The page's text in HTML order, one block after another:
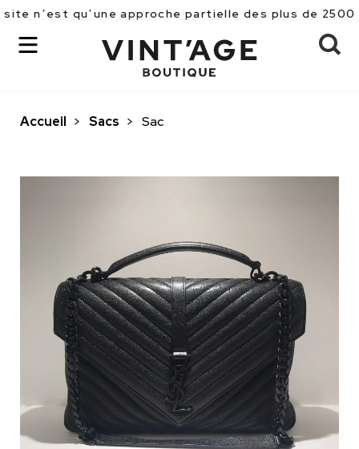
n’est qu’une approche partielle des plus de 2500
Accueil > Sacs > Sac